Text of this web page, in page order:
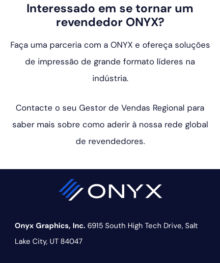
Interessado em se tornar um
revendedor ONYX?
Faça uma parceria com a ONYX e ofereça soluções
de impressão de grande formato líderes na
indústria.
Contacte o seu Gestor de Vendas Regional para
saber mais sobre como aderir à nossa rede global
de revendedores.
Onyx Graphics, Inc. 6915 South High Tech Drive, Salt
Lake City, UT 84047